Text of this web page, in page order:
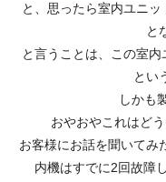
と、思ったら室内ユニ
と
と言うことは、この室
とい
しかも
おやおやこれはど
お客様にお話を聞いてみ
内機はすでに2回故障